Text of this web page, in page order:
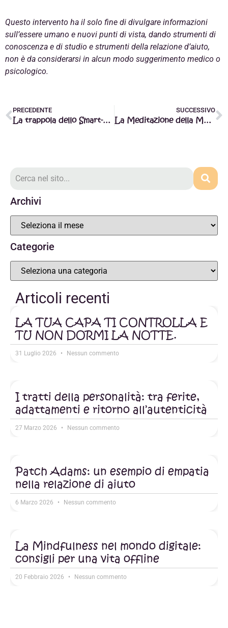
Questo intervento ha il solo fine di divulgare informazioni
sull’essere umano e nuovi punti di vista, dando strumenti di
conoscenza e di studio e strumenti della relazione d’aiuto,
non è da considerarsi in alcun modo suggerimento medico o
psicologico.
PRECEDENTE
La trappola dello Smart-Working: dall’esigenza all’assuefazione
SUCCESSIVO
La Meditazione della Montagna per affrontare le burrasche emotive
Archivi
Categorie
Articoli recenti
LA TUA CAPA TI CONTROLLA E
TU NON DORMI LA NOTTE.
31 Luglio 2026 Nessun commento
I tratti della personalità: tra ferite,
adattamenti e ritorno all’autenticità
27 Marzo 2026 Nessun commento
Patch Adams: un esempio di empatia
nella relazione di aiuto
6 Marzo 2026 Nessun commento
La Mindfulness nel mondo digitale:
consigli per una vita offline
20 Febbraio 2026 Nessun commento